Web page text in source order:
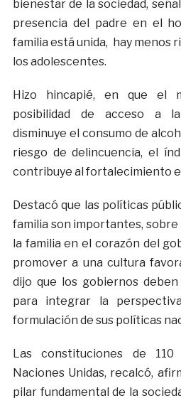
bienestar de la sociedad,
presencia del padre en el
familia está unida, hay menos
los adolescentes.
Hizo hincapié, en que el
posibilidad de acceso a
disminuye el consumo de
riesgo de delincuencia, el
contribuye al fortalecimiento
Destacó que las políticas
familia son importantes,
la familia en el corazón del
promover a una cultura
dijo que los gobiernos
para integrar la
formulación de sus políticas
Las constituciones de 110
Naciones Unidas, recalcó,
pilar fundamental de la